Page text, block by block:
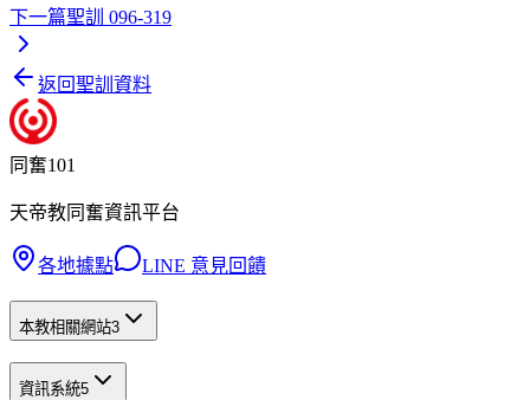
下一篇聖訓 096-319
返回聖訓資料
同奮101
天帝教同奮資訊平台
各地據點 LINE 意見回饋
本教相關網站3
資訊系統5